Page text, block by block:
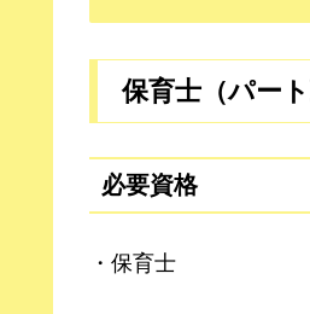
保育士（パート
必要資格
・保育士